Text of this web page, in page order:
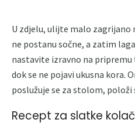
U zdjelu, ulijte malo zagrijano
ne postanu sočne, a zatim
nastavite izravno na pripremu
dok se ne pojavi ukusna kora.
poslužuje se za stolom,
Recept za slatke